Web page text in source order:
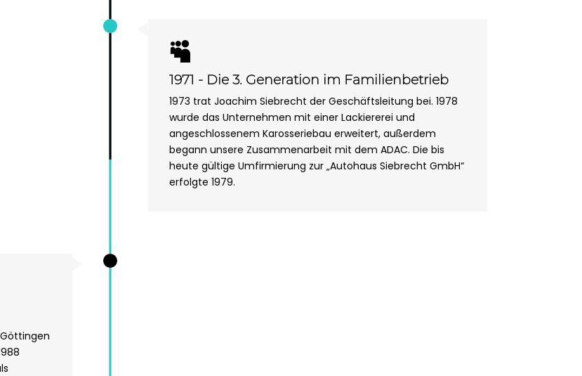

1971 - Die 3. Generation im Familienbetrieb
1973 trat Joachim Siebrecht der Geschäftsleitung bei. 1978
wurde das Unternehmen mit einer Lackiererei und
angeschlossenem Karosseriebau erweitert, außerdem
begann unsere Zusammenarbeit mit dem ADAC. Die bis
heute gültige Umfirmierung zur „Autohaus Siebrecht GmbH“
erfolgte 1979.